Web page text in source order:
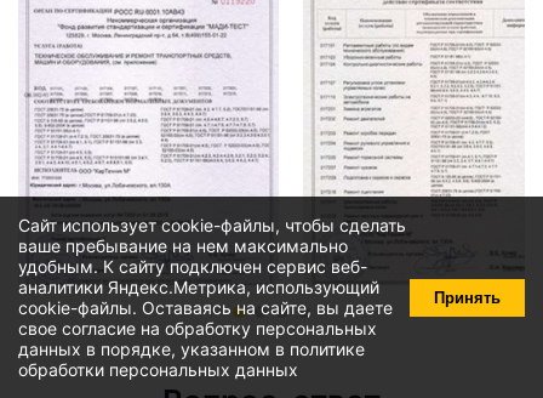
Сайт использует cookie-файлы, чтобы сделать
ваше пребывание на нем максимально
удобным. К cайту подключен сервис веб-
аналитики Яндекс.Метрика, использующий
cookie-файлы. Оставаясь на сайте, вы даете
свое согласие на обработку персональных
данных в порядке, указанном в политике
обработки персональных данных
Принять